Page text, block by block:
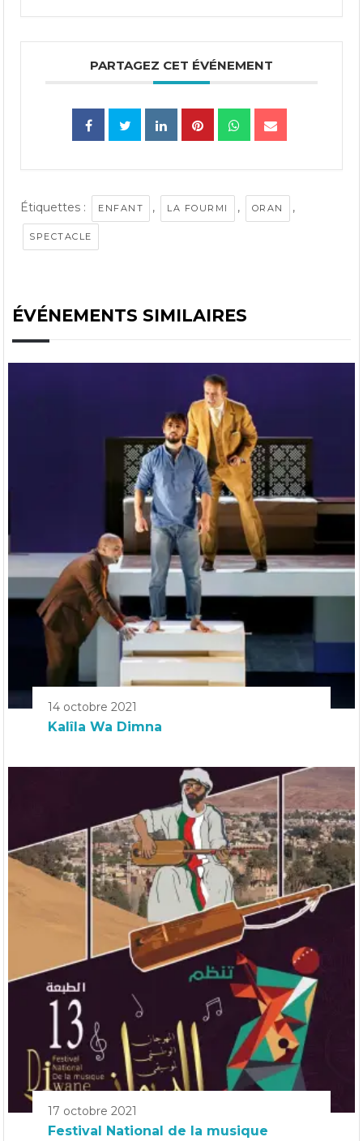
PARTAGEZ CET ÉVÉNEMENT
Étiquettes : ENFANT , LA FOURMI , ORAN ,
SPECTACLE
ÉVÉNEMENTS SIMILAIRES
14 octobre 2021
Kalîla Wa Dimna
17 octobre 2021
Festival National de la musique